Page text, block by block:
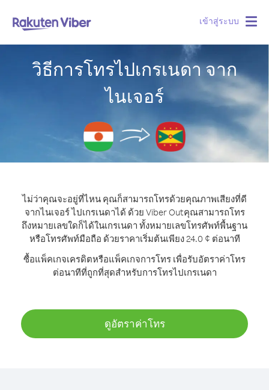
เข้าสู่ระบบ
วิธีการโทรไปเกรเนดา จาก
ไนเจอร์
ไม่ว่าคุณจะอยู่ที่ไหน คุณก็สามารถโทรด้วยคุณภาพเสียงที่ดี
จากไนเจอร์ ไปเกรเนดาได้ ด้วย Viber Outคุณสามารถโทร
ถึงหมายเลขใดก็ได้ในเกรเนดา ทั้งหมายเลขโทรศัพท์พื้นฐาน
หรือโทรศัพท์มือถือ ด้วยราคาเริ่มต้นเพียง 24.0 ¢ ต่อนาที
ซื้อแพ็คเกจเครดิตหรือแพ็คเกจการโทร เพื่อรับอัตราค่าโทร
ต่อนาทีที่ถูกที่สุดสำหรับการโทรไปเกรเนดา
ดูอัตราค่าโทร